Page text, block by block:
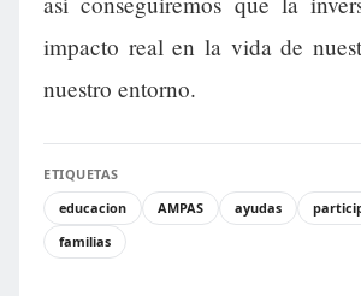
impacto real en la vida de
nuestro entorno.
ETIQUETAS
educacion
AMPAS ayudas
familias